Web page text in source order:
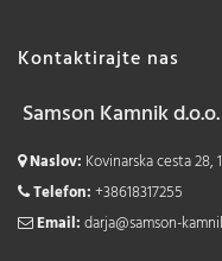
Kontaktirajte nas
Samson Kamnik d.o.o.
Naslov: Kovinarska cesta 28,
Telefon:+38618317255
Email:darja@samson-